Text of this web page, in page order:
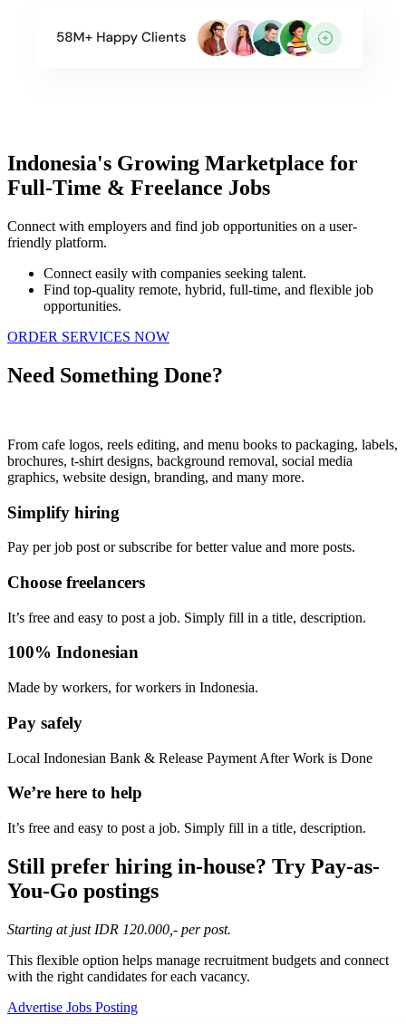
Indonesia's Growing Marketplace for
Full-Time & Freelance Jobs
Connect with employers and find job opportunities on a user-
friendly platform.
Connect easily with companies seeking talent.
Find top-quality remote, hybrid, full-time, and flexible job
opportunities.
ORDER SERVICES NOW
Need Something Done?
From cafe logos, reels editing, and menu books to packaging, labels,
brochures, t-shirt designs, background removal, social media
graphics, website design, branding, and many more.
Simplify hiring
Pay per job post or subscribe for better value and more posts.
Choose freelancers
It’s free and easy to post a job. Simply fill in a title, description.
100% Indonesian
Made by workers, for workers in Indonesia.
Pay safely
Local Indonesian Bank & Release Payment After Work is Done
We’re here to help
It’s free and easy to post a job. Simply fill in a title, description.
Still prefer hiring in-house? Try Pay-as-
You-Go postings​
Starting at just IDR 120.000,- per post.
This flexible option helps manage recruitment budgets and connect
with the right candidates for each vacancy.
Advertise Jobs Posting